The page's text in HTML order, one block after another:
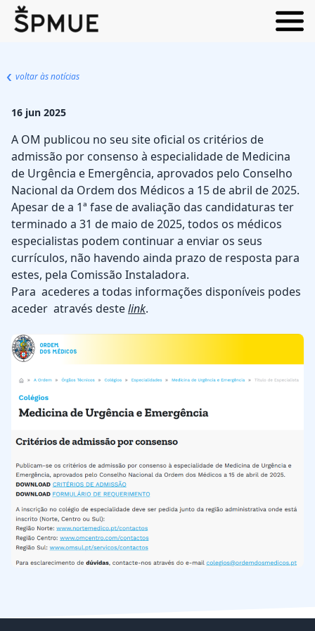
voltar às notícias
16 jun 2025
A OM publicou no seu site oficial os critérios de
admissão por consenso à especialidade de Medicina
de Urgência e Emergência, aprovados pelo Conselho
Nacional da Ordem dos Médicos a 15 de abril de 2025.
Apesar de a 1ª fase de avaliação das candidaturas ter
terminado a 31 de maio de 2025, todos os médicos
especialistas podem continuar a enviar os seus
currículos, não havendo ainda prazo de resposta para
estes, pela Comissão Instaladora.
Para acederes a todas informações disponíveis podes
aceder através destelink.